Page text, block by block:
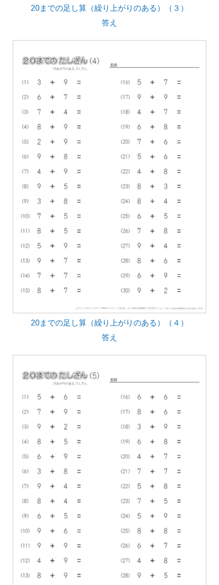
20までの足し算（繰り上がりのある）（３）
答え
20までの足し算（繰り上がりのある）（４）
答え